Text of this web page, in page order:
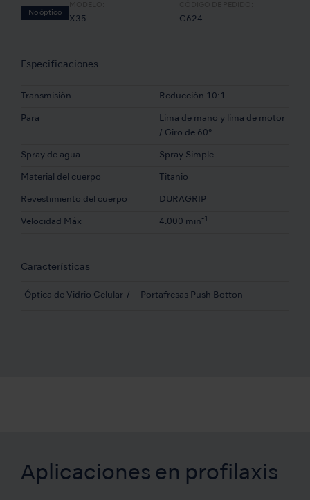
No óptico
X35 C624
Especificaciones
Transmisión Reducción 10:1
Para
Lima de mano y lima de motor
/ Giro de 60°
Spray de agua Spray Simple
Material del cuerpo Titanio
Revestimiento del cuerpo DURAGRIP
Velocidad Máx 4.000 min -1
Características
Óptica de Vidrio Celular Portafresas Push Botton
Aplicaciones en profilaxis